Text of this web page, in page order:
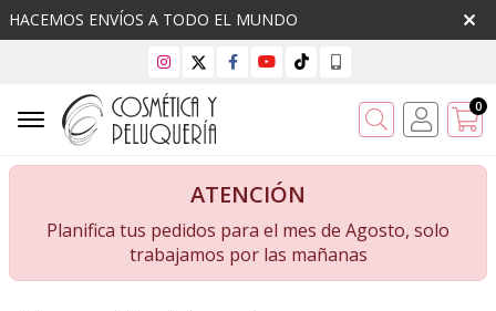
HACEMOS ENVÍOS A TODO EL MUNDO
Buscar 0
ATENCIÓN
Planifica tus pedidos para el mes de Agosto, solo
trabajamos por las mañanas